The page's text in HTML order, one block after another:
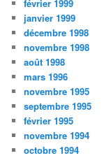
février 1999
janvier 1999
décembre 1998
novembre 1998
août 1998
mars 1996
novembre 1995
septembre 1995
février 1995
novembre 1994
octobre 1994